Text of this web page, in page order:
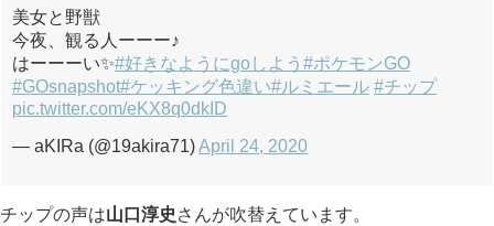
美女と野獣
今夜、観る人ーーー♪
はーーーい✨#好きなようにgoしよう #ポケモンGO
#GOsnapshot#ケッキング色違い#ルミエール #チップ
pic.twitter.com/eKX8q0dkID
— aKIRa (@19akira71)April 24, 2020
チップの声は山口淳史 さんが吹替えています。